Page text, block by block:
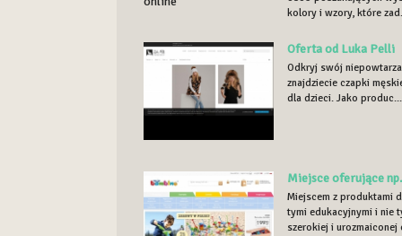
kolory i wzory, które
Oferta od Luka Pelli
Odkryj swój
znajdziecie czapki
dla dzieci. Jako produc...
Miejsce oferujące
Miejscem z produktami
tymi edukacyjnymi i nie
szerokiej i urozmaiconej